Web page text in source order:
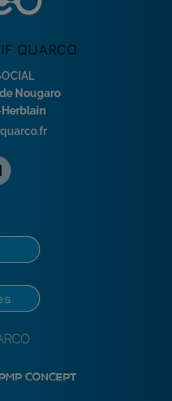
QUARCO
Nougaro
CONCEPT